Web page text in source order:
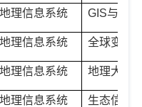
理信息系统 GIS与资
理信息系统 全球变化
理信息系统 地理大数
理信息系统 生态信息